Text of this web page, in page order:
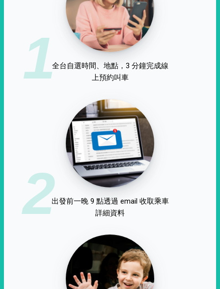
1全台自選時間、地點，3 分鐘完成線
上預約叫車
2出發前一晚 9 點透過 email 收取乘車
詳細資料